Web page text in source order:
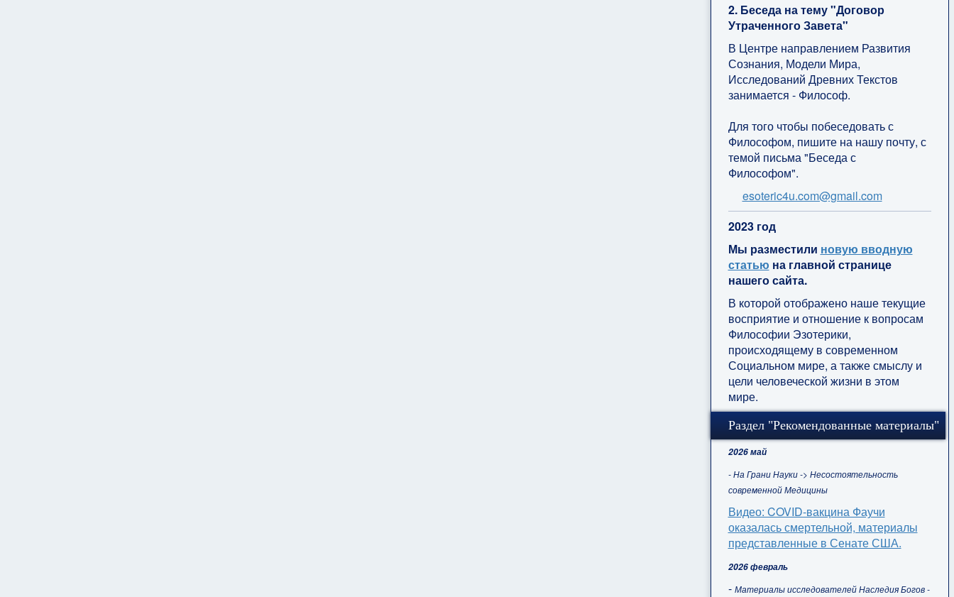
2. Беседа на тему "Договор
Утраченного Завета"
В Центре направлением Развития
Сознания, Модели Мира,
Исследований Древних Текстов
занимается - Философ.
Для того чтобы побеседовать с
Философом, пишите на нашу почту, с
темой письма "Беседа с
Философом".
esoteric4u.com@gmail.com
2023 год
Мы разместили новую вводную
статью на главной странице
нашего сайта.
В которой отображено наше текущие
восприятие и отношение к вопросам
Философии Эзотерики,
происходящему в современном
Социальном мире, а также смыслу и
цели человеческой жизни в этом
мире.
Раздел "Рекомендованные материалы"
2026 май
- На Грани Науки -> Несостоятельность
современной Медицины
Видео: COVID-вакцина Фаучи
оказалась смертельной, материалы
представленные в Сенате США.
2026 февраль
- Материалы исследователей Наследия Богов -